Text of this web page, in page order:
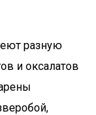
разную
и оксалатов